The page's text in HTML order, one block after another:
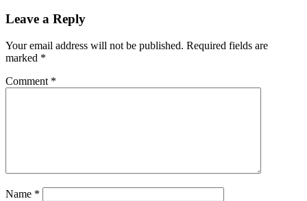
Leave a Reply
Your email address will not be published. Required fields are
marked *
Comment *
Name *